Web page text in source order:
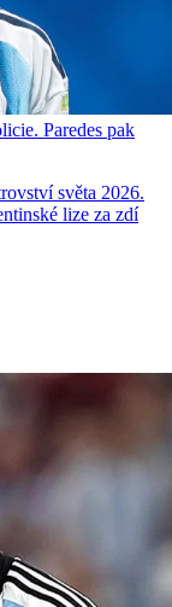
Paredes pak
světa 2026.
lize za zdí